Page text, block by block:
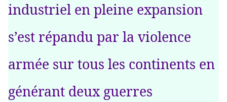
industriel en pleine expansion
s’est répandu par la violence
armée sur tous les continents en
générant deux guerres